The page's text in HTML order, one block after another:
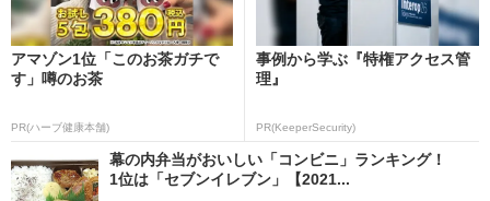
アマゾン1位「このお茶ガチで
す」噂のお茶
PR(ハーブ健康本舗)
事例から学ぶ『特権アクセス管
理』
PR(KeeperSecurity)
幕の内弁当がおいしい「コンビニ」ランキング！
1位は「セブンイレブン」【2021...